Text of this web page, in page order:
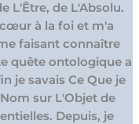
L'Être, de L'Absolu.
faisant connaître
je savais Ce Que je
sur L'Objet de
Depuis, je